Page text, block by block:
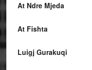
At Ndre Mjeda
At Fishta
Luigj Gurakuqi